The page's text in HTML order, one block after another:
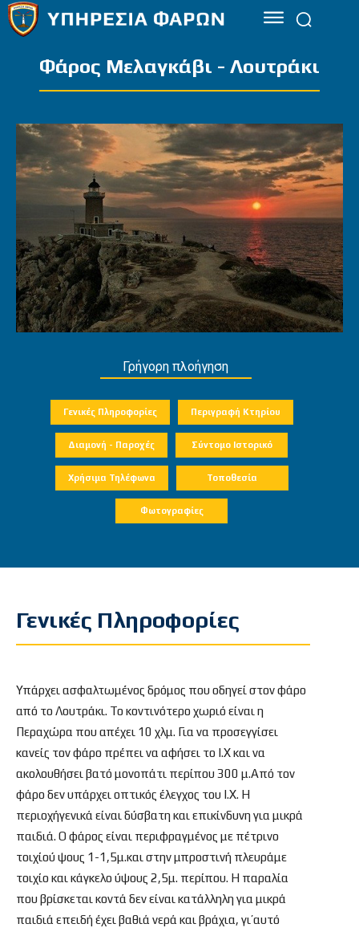
Φάρος Μελαγκάβι - Λουτράκι
Γρήγορη πλοήγηση
Γενικές Πληροφορίες Περιγραφή Κτηρίου
Διαμονή - Παροχές Σύντομο Ιστορικό
Χρήσιμα Τηλέφωνα Τοποθεσία
Φωτογραφίες
Γενικές Πληροφορίες
Υπάρχει ασφαλτωμένος δρόμος που οδηγεί στον φάρο
από το Λουτράκι. Το κοντινότερο χωριό είναι η
Περαχώρα που απέχει 10 χλμ. Για να προσεγγίσει
κανείς τον φάρο πρέπει να αφήσει το Ι.Χ και να
ακολουθήσει βατό μονοπάτι περίπου 300 μ.Από τον
φάρο δεν υπάρχει οπτικός έλεγχος του Ι.Χ. Η
περιοχήγενικά είναι δύσβατη και επικίνδυνη για μικρά
παιδιά. Ο φάρος είναι περιφραγμένος με πέτρινο
τοιχίού ψους 1-1,5μ.και στην μπροστινή πλευράμε
τοιχίο και κάγκελο ύψους 2,5μ. περίπου. Η παραλία
που βρίσκεται κοντά δεν είναι κατάλληλη για μικρά
παιδιά επειδή έχει βαθιά νερά και βράχια, γι’αυτό